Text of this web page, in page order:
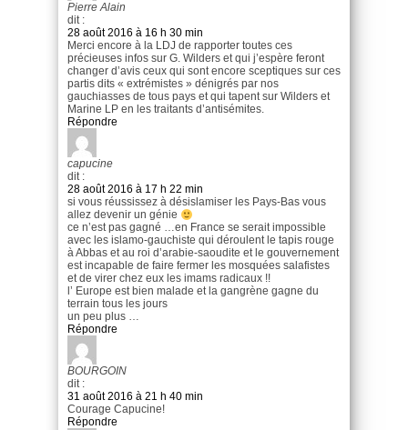
Pierre Alain
dit :
28 août 2016 à 16 h 30 min
Merci encore à la LDJ de rapporter toutes ces
précieuses infos sur G. Wilders et qui j’espère feront
changer d’avis ceux qui sont encore sceptiques sur ces
partis dits « extrémistes » dénigrés par nos
gauchiasses de tous pays et qui tapent sur Wilders et
Marine LP en les traitants d’antisémites.
Répondre
capucine
dit :
28 août 2016 à 17 h 22 min
si vous réussissez à désislamiser les Pays-Bas vous
allez devenir un génie
ce n’est pas gagné …en France se serait impossible
avec les islamo-gauchiste qui déroulent le tapis rouge
à Abbas et au roi d’arabie-saoudite et le gouvernement
est incapable de faire fermer les mosquées salafistes
et de virer chez eux les imams radicaux !!
l’ Europe est bien malade et la gangrène gagne du
terrain tous les jours
un peu plus …
Répondre
BOURGOIN
dit :
31 août 2016 à 21 h 40 min
Courage Capucine!
Répondre